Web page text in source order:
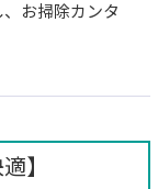
お掃除カンタ
】